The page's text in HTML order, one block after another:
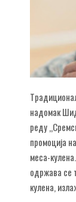
надомак
реду
промоција
меса-
одржава се
кулена,